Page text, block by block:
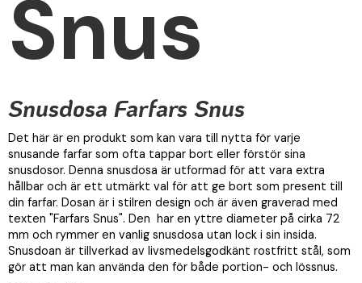
Snus
Snusdosa Farfars Snus
Det här är en produkt som kan vara till nytta för varje
snusande farfar som ofta tappar bort eller förstör sina
snusdosor. Denna snusdosa är utformad för att vara extra
hållbar och är ett utmärkt val för att ge bort som present till
din farfar. Dosan är i stilren design och är även graverad med
texten "Farfars Snus". Den har en yttre diameter på cirka 72
mm och rymmer en vanlig snusdosa utan lock i sin insida.
Snusdoan är tillverkad av livsmedelsgodkänt rostfritt stål, som
gör att man kan använda den för både portion- och lössnus.